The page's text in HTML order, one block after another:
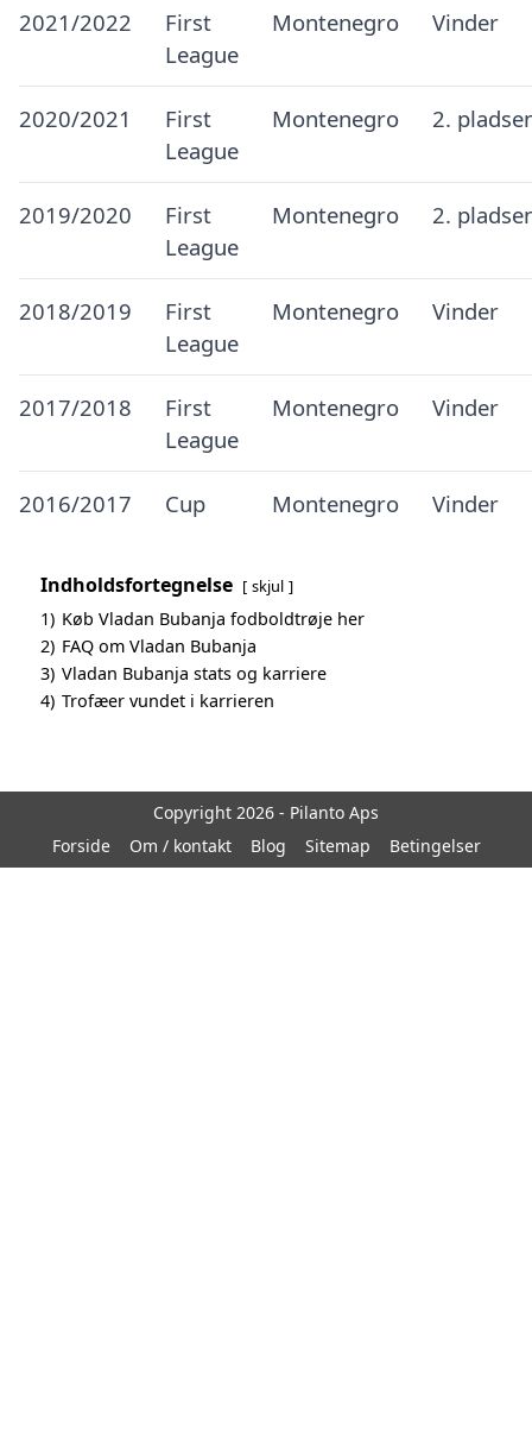
2021/2022
First
League
Montenegro Vinder
2020/2021
First
League
Montenegro 2.
2019/2020
First
League
Montenegro 2.
2018/2019
First
League
Montenegro Vinder
2017/2018
First
League
Montenegro Vinder
2016/2017 Cup Montenegro Vinder
Indholdsfortegnelse skjul
1) Køb Vladan Bubanja fodboldtrøje her
2) FAQ om Vladan Bubanja
3) Vladan Bubanja stats og karriere
4) Trofæer vundet i karrieren
Copyright 2026 - Pilanto Aps
Forside
Om / kontakt Blog Sitemap Betingelser